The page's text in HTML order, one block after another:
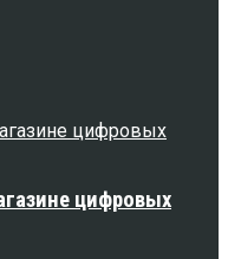
цифровых